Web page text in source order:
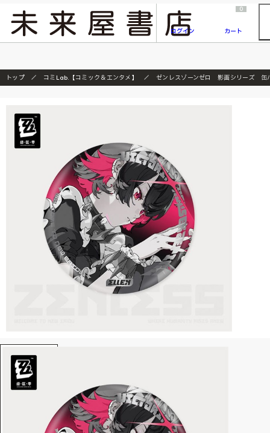
『ONE PIECE magazine 021 ONE PIECEカード付き同梱版』発売延期のご案内
ログイン
0
カート
トップ コミLab.【コミック＆エンタメ】 ゼンレスゾーンゼロ 影画シリーズ